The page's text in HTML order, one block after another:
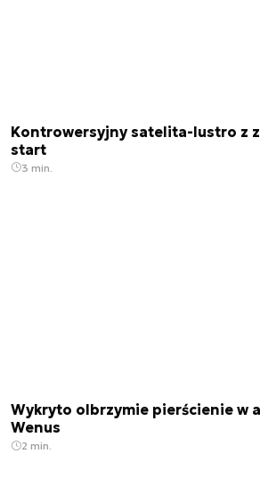
Kontrowersyjny satelita-lustro z
start
3 min.
Wykryto olbrzymie pierścienie w
Wenus
2 min.